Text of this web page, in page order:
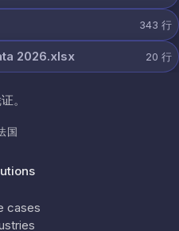
343 行
2026.xlsx 20 行
。
国
cases